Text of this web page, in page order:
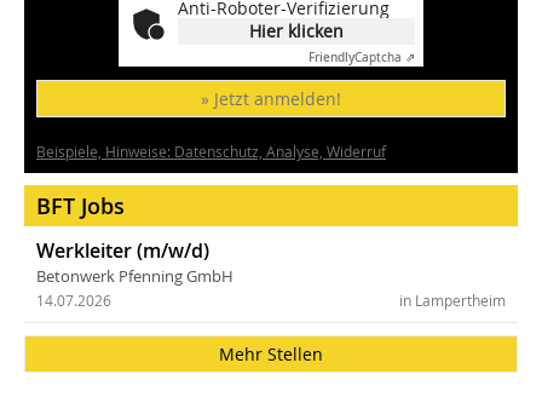
Anti-Roboter-Verifizierung
Hier klicken
FriendlyCaptcha ⇗
» Jetzt anmelden!
Beispiele, Hinweise: Datenschutz, Analyse, Widerruf
BFT Jobs
Werkleiter (m/w/d)
Betonwerk Pfenning GmbH
in Lampertheim
14.07.2026
Mehr Stellen